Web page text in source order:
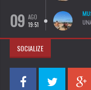
09 AGO
19:51
SOCIALIZE